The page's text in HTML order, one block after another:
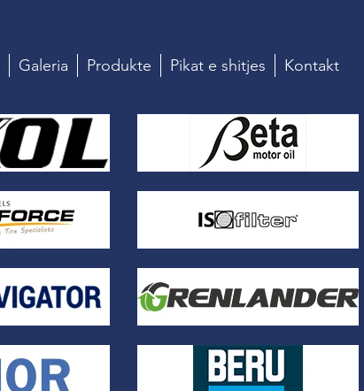
Galeria Produkte Pikat e shitjes Kontakt